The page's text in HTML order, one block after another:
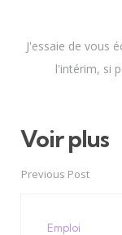
J'essaie de vous
l'intérim, si
Voir plus
Post
navigation
Previous Post
Emploi